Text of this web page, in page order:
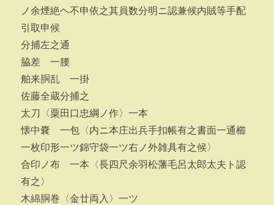
ノ余煙絶ヘ不申依之其員数分明ニ認兼候内賊等手配
引取申候
分捕左之通
脇差 一腰
舶来胴乱 一掛
佐藤全蔵分捕之
太刀〈粟田口忠綱ノ作〉一本
懐中嚢 一包〈内ニ本庄出兵手扣帳有之書面一通櫛
一枚印形一ツ錦守袋一ツ右ノ外雑具有之候〉
合印ノ布 一本〈長四尺余羽松藩毛呂太郎太夫ト認
有之〉
木綿胴巻〈金廿両入〉一ツ